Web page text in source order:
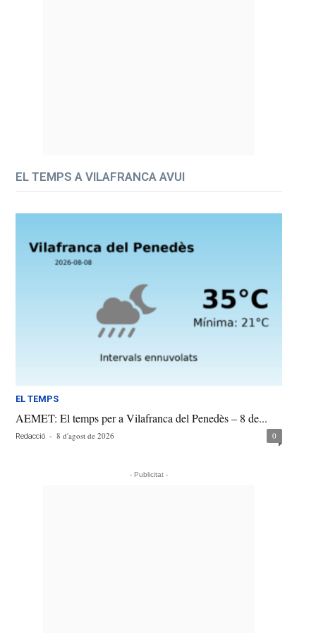
EL TEMPS A VILAFRANCA AVUI
EL TEMPS
AEMET: El temps per a Vilafranca del Penedès – 8 de...
Redacció - 8 d'agost de 2026 0
- Publicitat -